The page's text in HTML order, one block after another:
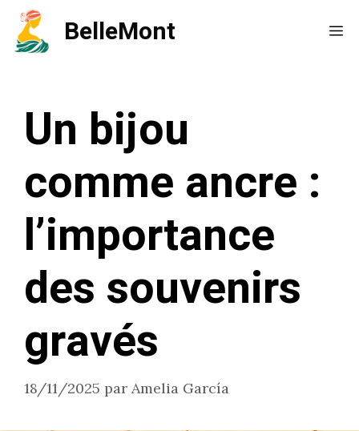
Aller
BelleMont
Un bijou
comme ancre :
l’importance
des souvenirs
gravés
18/11/2025 par Amelia García